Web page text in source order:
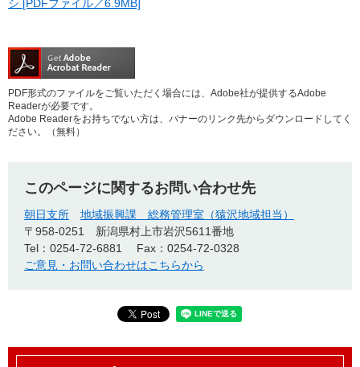
シ [PDFファイル／6.9MB]
PDF形式のファイルをご覧いただく場合には、Adobe社が提供するAdobe
Readerが必要です。
Adobe Readerをお持ちでない方は、バナーのリンク先からダウンロードしてく
ださい。（無料）
このページに関するお問い合わせ先
朝日支所
地域振興課 総務管理室（猿沢地域担当）
〒958-0251
新潟県村上市岩沢5611番地
Tel：0254-72-6881
Fax：0254-72-0328
ご意見・お問い合わせはこちらから